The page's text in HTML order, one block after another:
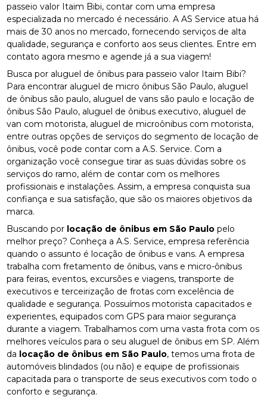
passeio valor Itaim Bibi, contar com uma empresa
especializada no mercado é necessário. A AS Service atua há
mais de 30 anos no mercado, fornecendo serviços de alta
qualidade, segurança e conforto aos seus clientes. Entre em
contato agora mesmo e agende já a sua viagem!
Busca por aluguel de ônibus para passeio valor Itaim Bibi?
Para encontrar aluguel de micro ônibus São Paulo, aluguel
de ônibus são paulo, aluguel de vans são paulo e locação de
ônibus São Paulo, aluguel de ônibus executivo, aluguel de
van com motorista, aluguel de microônibus com motorista,
entre outras opções de serviços do segmento de locação de
ônibus, você pode contar com a A.S. Service. Com a
organização você consegue tirar as suas dúvidas sobre os
serviços do ramo, além de contar com os melhores
profissionais e instalações. Assim, a empresa conquista sua
confiança e sua satisfação, que são os maiores objetivos da
marca.
Buscando por locação de ônibus em São Paulo pelo
melhor preço? Conheça a A.S. Service, empresa referência
quando o assunto é locação de ônibus e vans. A empresa
trabalha com fretamento de ônibus, vans e micro-ônibus
para feiras, eventos, excursões e viagens, transporte de
executivos e terceirização de frotas com excelência de
qualidade e segurança. Possuímos motorista capacitados e
experientes, equipados com GPS para maior segurança
durante a viagem. Trabalhamos com uma vasta frota com os
melhores veículos para o seu aluguel de ônibus em SP. Além
da locação de ônibus em São Paulo, temos uma frota de
automóveis blindados (ou não) e equipe de profissionais
capacitada para o transporte de seus executivos com todo o
conforto e segurança.